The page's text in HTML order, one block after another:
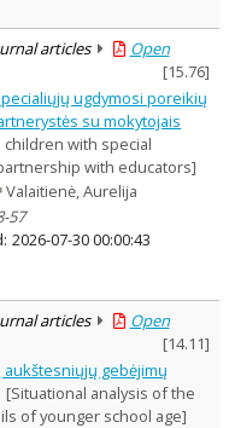
articles
Open
[15.76]
ugdymosi poreikių
su mokytojais
with special
with educators]
Valaitienė, Aurelija
57
2026-07-30 00:00:43
articles
Open
[14.11]
gebėjimų
[Situational analysis of the
of younger school age]